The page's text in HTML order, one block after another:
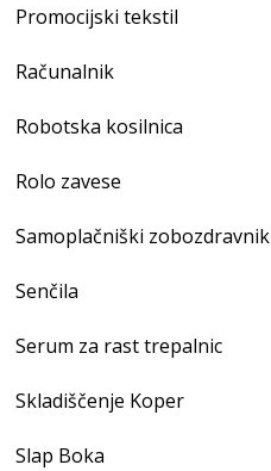
Promocijski tekstil
Računalnik
Robotska kosilnica
Rolo zavese
Samoplačniški zobozdravnik
Senčila
Serum za rast trepalnic
Skladiščenje Koper
Slap Boka